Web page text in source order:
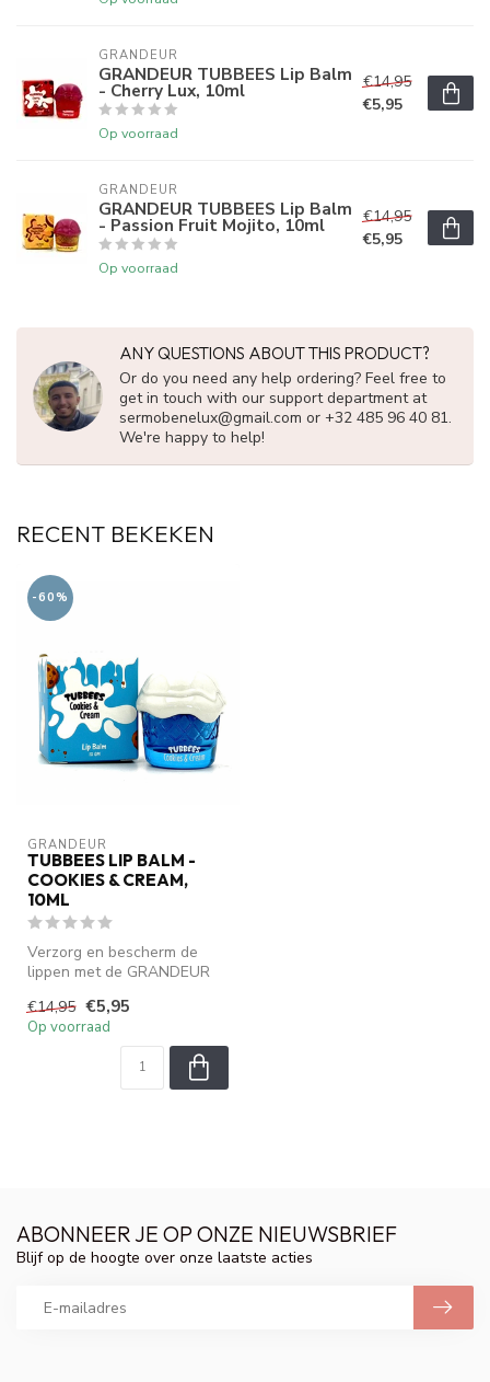
GRANDEUR
GRANDEUR TUBBEES Lip Balm
- Cherry Lux, 10ml
Op voorraad
€14,95
€5,95
GRANDEUR
GRANDEUR TUBBEES Lip Balm
- Passion Fruit Mojito, 10ml
Op voorraad
€14,95
€5,95
ANY QUESTIONS ABOUT THIS PRODUCT?
Or do you need any help ordering? Feel free to
get in touch with our support department at
sermobenelux@gmail.com or +32 485 96 40 81.
We're happy to help!
RECENT BEKEKEN
-60%
GRANDEUR
TUBBEES LIP BALM -
COOKIES & CREAM,
10ML
Verzorg en bescherm de
lippen met de GRANDEUR
zachte lipp...
€14,95 €5,95
Op voorraad
ABONNEER JE OP ONZE NIEUWSBRIEF
Blijf op de hoogte over onze laatste acties